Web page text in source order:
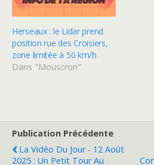
Herseaux : le Lidar prend
position rue des Croisiers,
zone limitée à 50 km/h
Dans "Mouscron"
Publication Précédente
La Vidéo Du Jour - 12 Août
2025 : Un Petit Tour Au